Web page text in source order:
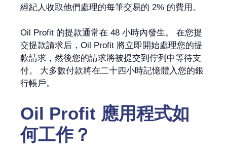
經紀人收取他們處理的每筆交易的 2% 的費用。
Oil Profit 的提款通常在 48 小時內發生。 在您提
交提款請求后，Oil Profit 將立即開始處理您的提
款請求，然後您的請求將被提交到佇列中等待支
付。 大多數付款將在二十四小時記憶體入您的銀
行帳戶。
Oil Profit 應用程式如
何工作？